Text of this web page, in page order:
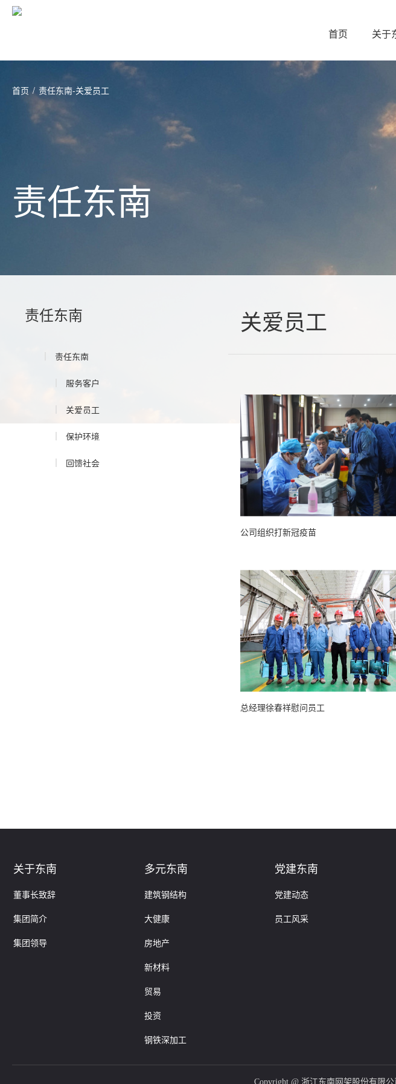
首页 关于
首页 / 责任东南-关爱员工
责任东南
责任东南
责任东南
服务客户
关爱员工
保护环境
回馈社会
关爱员工
公司组织打新冠疫苗
总经理徐春祥慰问员工
公司组织打新冠疫苗
$info.SUMMARY
关于东南
董事长致辞
集团简介
集团领导
多元东南
建筑钢结构
大健康
房地产
新材料
贸易
投资
钢铁深加工
党建东南
党建动态
员工风采
Copyright @ 浙江东南网架股份有限